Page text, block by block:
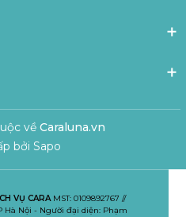
về Caraluna.vn
bởi Sapo
VỤ CARAMST: 0109892767 //
Hà Nội - Người đại diện: Phạm